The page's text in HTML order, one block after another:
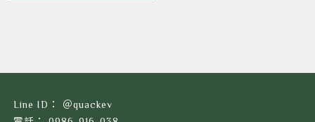
＠quackev